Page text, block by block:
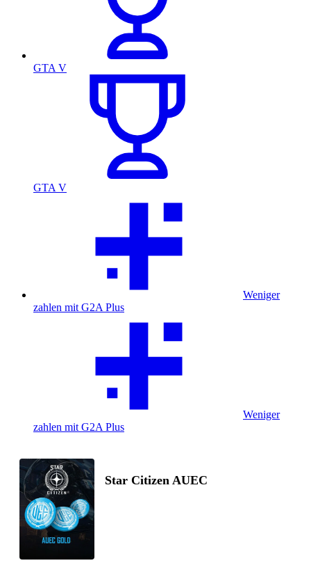
GTA V
GTA V
Weniger
zahlen mit G2A Plus
Weniger
zahlen mit G2A Plus
Star Citizen AUEC